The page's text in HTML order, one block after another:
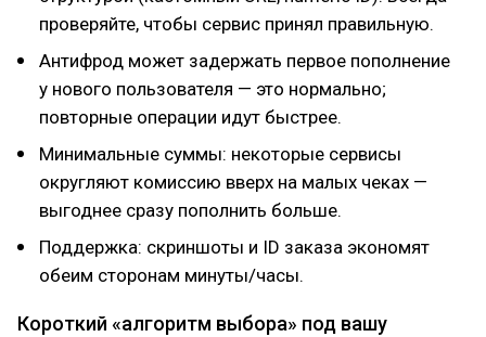
проверяйте, чтобы сервис принял правильную.
Антифрод может задержать первое пополнение
у нового пользователя — это нормально;
повторные операции идут быстрее.
Минимальные суммы: некоторые сервисы
округляют комиссию вверх на малых чеках —
выгоднее сразу пополнить больше.
Поддержка: скриншоты и ID заказа экономят
обеим сторонам минуты/часы.
Короткий «алгоритм выбора» под вашу